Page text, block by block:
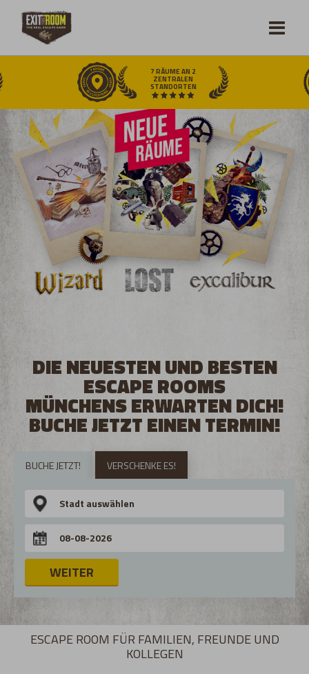
7 RÄUME AN 2
ZENTRALEN
STANDORTEN
DIE NEUESTEN UND BESTEN
ESCAPE ROOMS
MÜNCHENS ERWARTEN DICH!
BUCHE JETZT EINEN TERMIN!
BUCHE JETZT! VERSCHENKE ES!
WEITER
ESCAPE ROOM FÜR FAMILIEN, FREUNDE UND
KOLLEGEN